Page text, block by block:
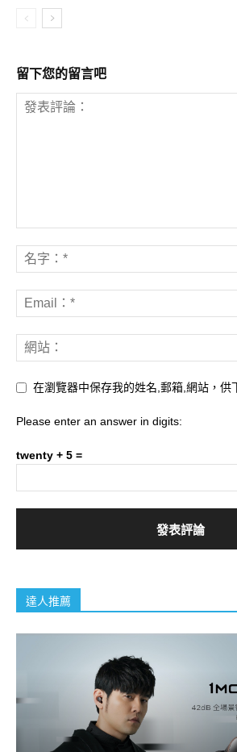
留下您的留言吧
在瀏覽器中保存我的姓名,郵箱,網站，供
Please enter an answer in digits:
twenty + 5 =
達人推薦